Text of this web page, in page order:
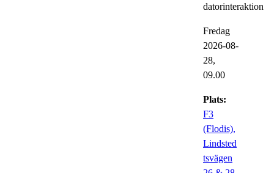
datorinteraktion
Fredag
2026-08-
28,
09.00
Plats:
F3
(Flodis),
Lindsted
tsvägen